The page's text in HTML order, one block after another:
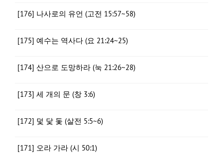
[176] 나사로의 유언 (고전 15:57~58)
[175] 예수는 역사다 (요 21:24~25)
[174] 산으로 도망하라 (눅 21:26~28)
[173] 세 개의 문 (창 3:6)
[172] 덫 닻 돛 (살전 5:5~6)
[171] 오라 가라 (시 50:1)